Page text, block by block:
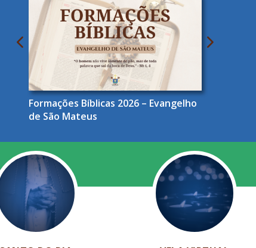
Formações Bíblicas 2026 – Evangelho
de São Mateus